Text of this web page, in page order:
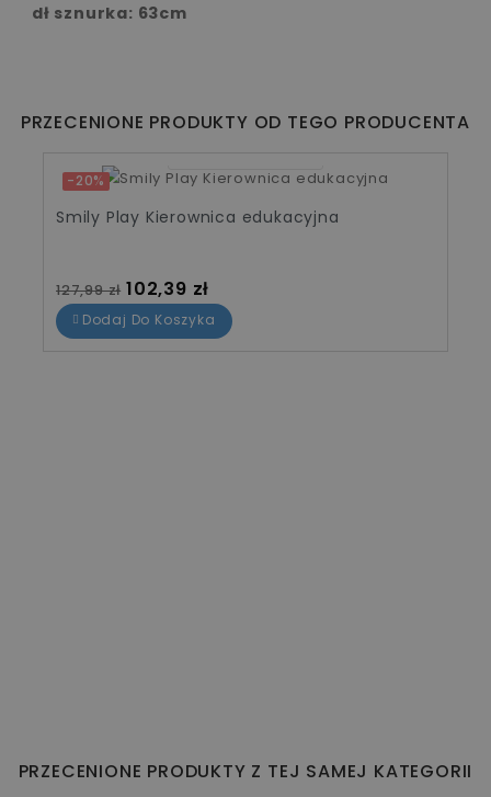
dł sznurka: 63cm
PRZECENIONE PRODUKTY OD TEGO PRODUCENTA
-20%
Smily Play Kierownica edukacyjna
Cena standardowa
127,99 zł Cena
102,39 zł
Dodaj Do Koszyka
PRZECENIONE PRODUKTY Z TEJ SAMEJ KATEGORII